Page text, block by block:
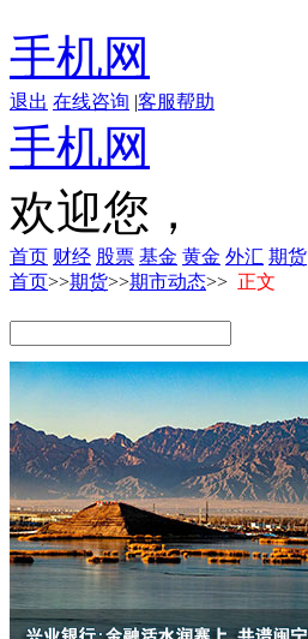
手机网
退出 在线咨询 |客服帮助
手机网
欢迎您，
首页 财经 股票 基金 黄金 外汇 期货
首页>>期货>>期市动态>> 正文